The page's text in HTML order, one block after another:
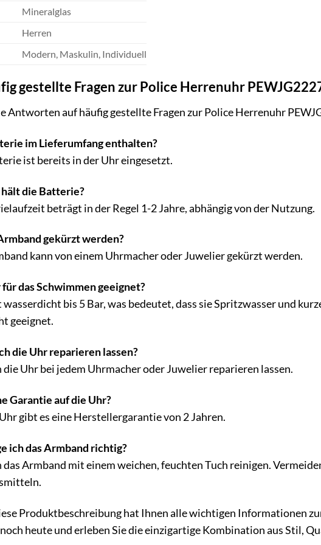
Mineralglas
Herren
Modern, Maskulin, Individuell
gestellte Fragen zur Police Herrenuhr
Antworten auf häufig gestellte Fragen zur Police Herrenuhr
im Lieferumfang enthalten?
ist bereits in der Uhr eingesetzt.
die Batterie?
beträgt in der Regel 1-2 Jahre, abhängig von der Nutzung.
gekürzt werden?
kann von einem Uhrmacher oder Juwelier gekürzt werden.
das Schwimmen geeignet?
bis 5 Bar, was bedeutet, dass sie Spritzwasser und
geeignet.
die Uhr reparieren lassen?
die Uhr bei jedem Uhrmacher oder Juwelier reparieren lassen.
Garantie auf die Uhr?
gibt es eine Herstellergarantie von 2 Jahren.
ich das Armband richtig?
das Armband mit einem weichen, feuchten Tuch reinigen.
Produktbeschreibung hat Ihnen alle wichtigen Informationen
heute und erleben Sie die einzigartige Kombination aus Stil,